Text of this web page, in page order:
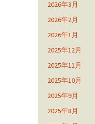
2026年3月
2026年2月
2026年1月
2025年12月
2025年11月
2025年10月
2025年9月
2025年8月